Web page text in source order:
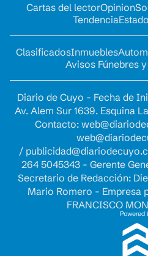
Cartas del lectorOpinion
Tendencia
ClasificadosInmuebles
Avisos Fúnebres
Diario de Cuyo - Fecha de
Av. Alem Sur 1639. Esquina
Contacto:
/
264 5045343 - Gerente
Secretario de Redacción:
Mario Romero - Empresa
FRANCISCO